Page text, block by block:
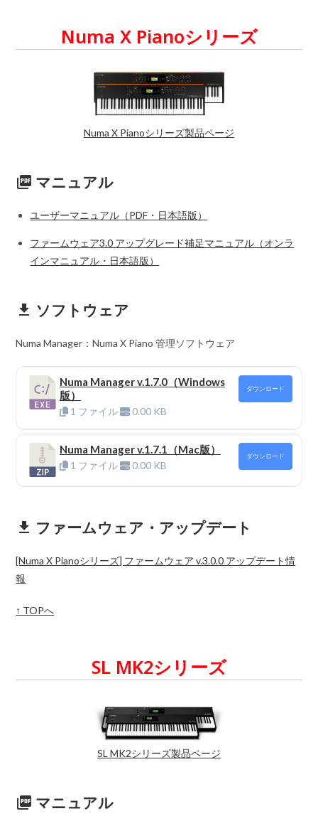
Numa X Pianoシリーズ
Numa X Pianoシリーズ製品ページ
picture_as_pdf マニュアル
ユーザーマニュアル（PDF・日本語版）
ファームウェア3.0 アップグレード補足マニュアル（オンラ
インマニュアル・日本語版）
get_app ソフトウェア
Numa Manager：Numa X Piano 管理ソフトウェア
Numa Manager v.1.7.0（Windows
版）
1 ファイル 0.00 KB
ダウンロード
Numa Manager v.1.7.1（Mac版）
1 ファイル 0.00 KB
ダウンロード
get_app ファームウェア・アップデート
[Numa X Pianoシリーズ] ファームウェア v.3.0.0 アップデート情
報
↑ TOPへ
SL MK2シリーズ
SL MK2シリーズ製品ページ
picture_as_pdf マニュアル